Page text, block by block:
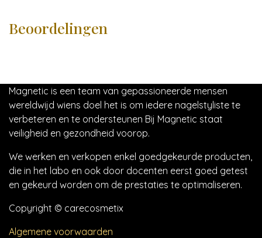
Beoordelingen
Magnetic is een team van gepassioneerde mensen
wereldwijd wiens doel het is om iedere nagelstyliste te
verbeteren en te ondersteunen Bij Magnetic staat
veiligheid en gezondheid voorop.
We werken en verkopen enkel goedgekeurde producten,
die in het labo en ook door docenten eerst goed getest
en gekeurd worden om de prestaties te optimaliseren.
Copyright © carecosmetix
Algemene voorwaarden